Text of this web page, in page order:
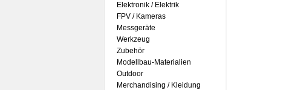
Elektronik / Elektrik
FPV / Kameras
Messgeräte
Werkzeug
Zubehör
Modellbau-Materialien
Outdoor
Merchandising / Kleidung